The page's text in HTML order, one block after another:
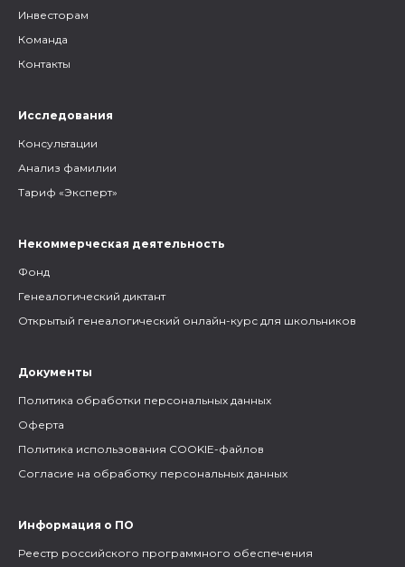
Инвесторам
Команда
Контакты
Исследования
Консультации
Анализ фамилии
Тариф «Эксперт»
Некоммерческая деятельность
Фонд
Генеалогический диктант
Открытый генеалогический онлайн-курс для школьников
Документы
Политика обработки персональных данных
Оферта
Политика использования COOKIE-файлов
Согласие на обработку персональных данных
Информация о ПО
Реестр российского программного обеспечения